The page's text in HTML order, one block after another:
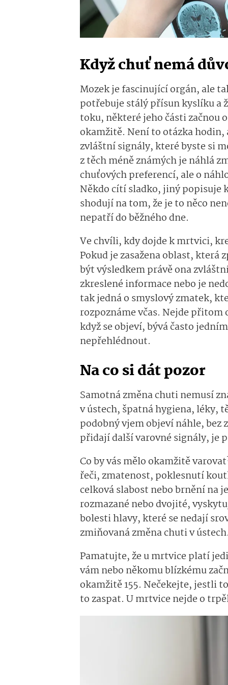
Když chuť nemá
Mozek je fascinující orgán, ale
potřebuje stálý přísun kyslíku a
toku, některé jeho části začnou
okamžitě. Není to otázka
zvláštní signály, které byste si
z těch méně známých je náhlá
chuťových preferencí, ale o
Někdo cítí sladko, jiný popisuje
shodují na tom, že je to něco
nepatří do běžného dne.
Ve chvíli, kdy dojde k mrtvici,
Pokud je zasažena oblast, která
být výsledkem právě ona
zkreslené informace nebo je
tak jedná o smyslový zmatek,
rozpoznáme včas. Nejde přitom
když se objeví, bývá často
nepřehlédnout.
Na co si dát pozor
Samotná změna chuti nemusí
v ústech, špatná hygiena, léky,
podobný vjem objeví náhle, bez
přidají další varovné signály, je
Co by vás mělo okamžitě
řeči, zmatenost, poklesnutí
celková slabost nebo brnění na
rozmazané nebo dvojité,
bolesti hlavy, které se nedají
zmiňovaná změna chuti v
Pamatujte, že u mrtvice platí
vám nebo někomu blízkému
okamžitě 155. Nečekejte, jestli
to zaspat. U mrtvice nejde o